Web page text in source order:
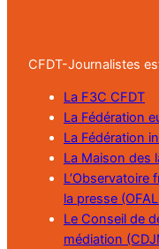
CFDT-Journalistes
La F3C CFDT
La Fédération
La Fédération
La Maison des
L’Observatoire
la presse
Le Conseil de
médiation